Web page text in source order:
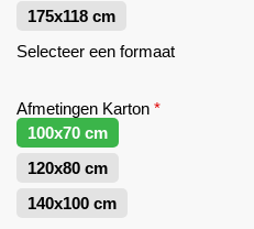
175x118 cm
Selecteer een formaat
Afmetingen Karton *
100x70 cm
120x80 cm
140x100 cm